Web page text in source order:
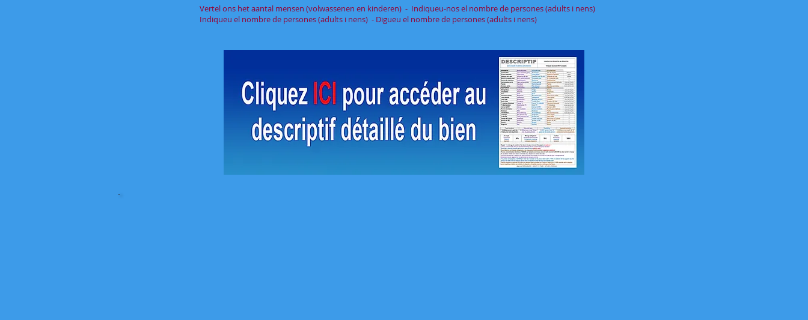
Vertel ons het aantal mensen (volwassenen en kinderen) - Indiqueu-nos el nombre de persones (adults i nens)
Indiqueu el nombre de persones (adults i nens) - Digueu el nombre de persones (adults i nens)